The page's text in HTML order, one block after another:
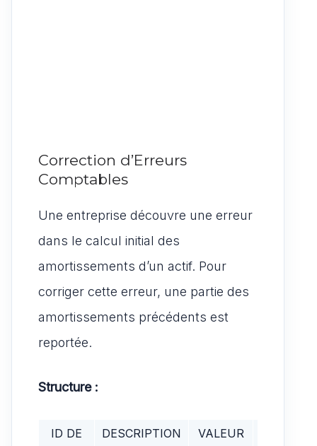
Correction d’Erreurs
Comptables
Une entreprise découvre une erreur
dans le calcul initial des
amortissements d’un actif. Pour
corriger cette erreur, une partie des
amortissements précédents est
reportée.
Structure :
ID DE
DESCRIPTION
VALEUR